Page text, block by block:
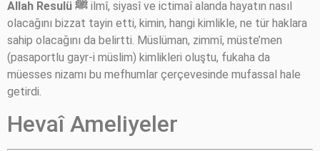
Allah Resulü ﷺ ilmî, siyasî ve ictimaî alanda hayatın nasıl
olacağını bizzat tayin etti, kimin, hangi kimlikle, ne tür haklara
sahip olacağını da belirtti. Müslüman, zimmî, müste’men
(pasaportlu gayr-i müslim) kimlikleri oluştu, fukaha da
müesses nizamı bu mefhumlar çerçevesinde mufassal hale
getirdi.
Hevaî Ameliyeler